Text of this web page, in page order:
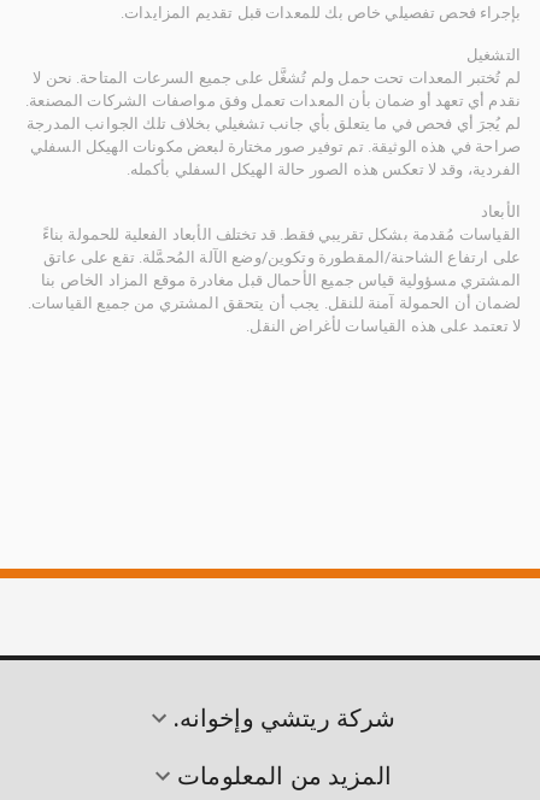
بإجراء فحص تفصيلي خاص بك للمعدات قبل تقديم المزايدات.
التشغيل
لم تُختبر المعدات تحت حمل ولم تُشغَّل على جميع السرعات المتاحة. نحن لا
نقدم أي تعهد أو ضمان بأن المعدات تعمل وفق مواصفات الشركات المصنعة.
لم يُجرَ أي فحص في ما يتعلق بأي جانب تشغيلي بخلاف تلك الجوانب المدرجة
صراحة في هذه الوثيقة. تم توفير صور مختارة لبعض مكونات الهيكل السفلي
الفردية، وقد لا تعكس هذه الصور حالة الهيكل السفلي بأكمله.
الأبعاد
القياسات مُقدمة بشكل تقريبي فقط. قد تختلف الأبعاد الفعلية للحمولة بناءً
على ارتفاع الشاحنة/المقطورة وتكوين/وضع الآلة المُحمَّلة. تقع على عاتق
المشتري مسؤولية قياس جميع الأحمال قبل مغادرة موقع المزاد الخاص بنا
لضمان أن الحمولة آمنة للنقل. يجب أن يتحقق المشتري من جميع القياسات.
لا تعتمد على هذه القياسات لأغراض النقل.
شركة ريتشي وإخوانه.
المزيد من المعلومات